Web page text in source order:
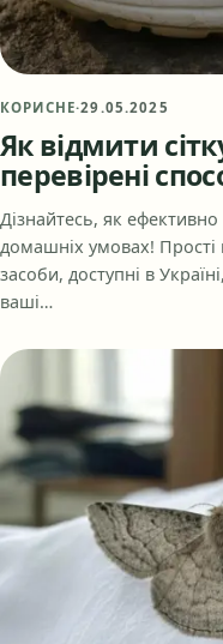
КОРИСНЕ·29.05.2025
Як відмити
перевірені
Дізнайтесь, як ефективно
домашніх умовах! Прості
засоби, доступні в
ваші…